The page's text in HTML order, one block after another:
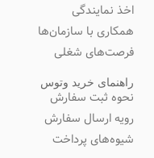
اخذ نمایندگی
همکاری با سازمان‌ها
فرصت‌های شغلی
راهنمای خرید وتوس
نحوه ثبت سفارش
رویه ارسال سفارش
شیوه‌های پرداخت